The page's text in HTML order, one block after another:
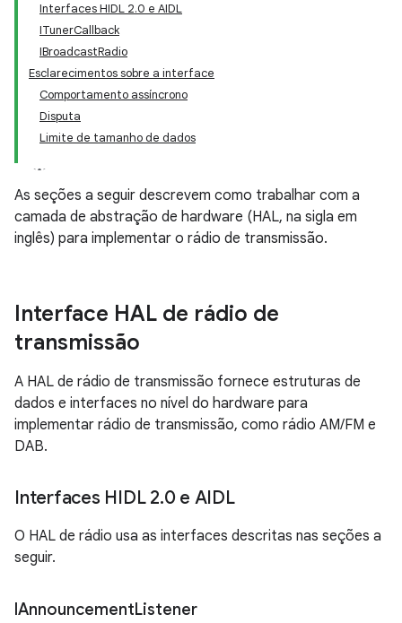
Interfaces HIDL 2.0 e AIDL
ITunerCallback
IBroadcastRadio
Esclarecimentos sobre a interface
Comportamento assíncrono
Disputa
Limite de tamanho de dados
As seções a seguir descrevem como trabalhar com a
camada de abstração de hardware (HAL, na sigla em
inglês) para implementar o rádio de transmissão.
Interface HAL de rádio de
transmissão
A HAL de rádio de transmissão fornece estruturas de
dados e interfaces no nível do hardware para
implementar rádio de transmissão, como rádio AM/FM e
DAB.
Interfaces HIDL 2.0 e AIDL
O HAL de rádio usa as interfaces descritas nas seções a
seguir.
IAnnouncementListener